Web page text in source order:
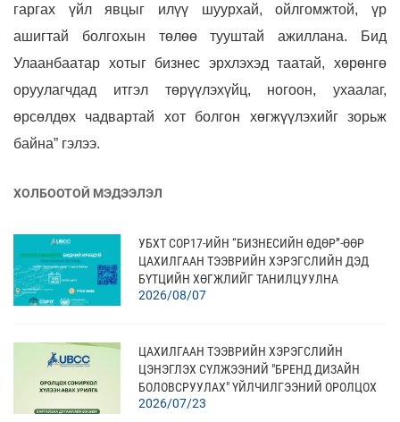
гаргах үйл явцыг илүү шуурхай, ойлгомжтой, үр
ашигтай болгохын төлөө тууштай ажиллана. Бид
Улаанбаатар хотыг бизнес эрхлэхэд таатай, хөрөнгө
оруулагчдад итгэл төрүүлэхүйц, ногоон, ухаалаг,
өрсөлдөх чадвартай хот болгон хөгжүүлэхийг зорьж
байна” гэлээ.
ХОЛБООТОЙ МЭДЭЭЛЭЛ
УБХТ COP17-ИЙН “БИЗНЕСИЙН ӨДӨР”-ӨӨР
ЦАХИЛГААН ТЭЭВРИЙН ХЭРЭГСЛИЙН ДЭД
БҮТЦИЙН ХӨГЖЛИЙГ ТАНИЛЦУУЛНА
2026/08/07
ЦАХИЛГААН ТЭЭВРИЙН ХЭРЭГСЛИЙН
ЦЭНЭГЛЭХ СҮЛЖЭЭНИЙ "БРЕНД ДИЗАЙН
БОЛОВСРУУЛАХ" ҮЙЛЧИЛГЭЭНИЙ ОРОЛЦОХ
СОНИРХОЛ ХҮЛЭЭН АВАХ
2026/07/23